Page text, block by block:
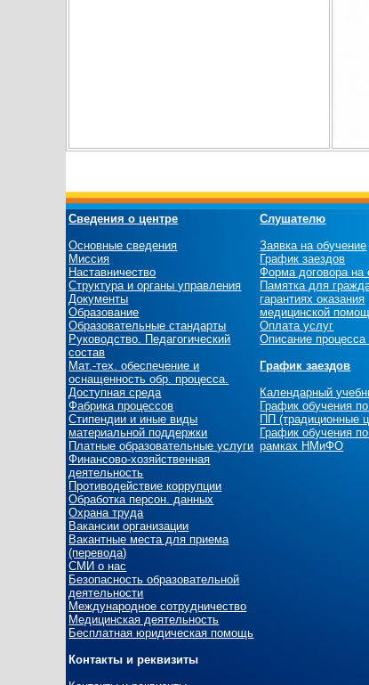
Сведения о центре
Основные сведения
Миссия
Наставничество
Структура и органы управления
Документы
Образование
Образовательные стандарты
Руководство. Педагогический
состав
Мат.-тех. обеспечение и
оснащенность обр. процесса.
Доступная среда
Фабрика процессов
Стипендии и иные виды
материальной поддержки
Платные образовательные услуги
Финансово-хозяйственная
деятельность
Противодействие коррупции
Обработка персон. данных
Охрана труда
Вакансии организации
Вакантные места для приема
(перевода)
СМИ о нас
Безопасность образовательной
деятельности
Международное сотрудничество
Медицинская деятельность
Бесплатная юридическая помощь
Контакты и реквизиты
Слушателю
Заявка на обучение
График заездов
Форма договора на
Памятка для
гарантиях оказания
медицинской
Оплата услуг
Описание
График заездов
Календарный
График обучения
ПП (традиционные
График обучения
рамках НМиФО